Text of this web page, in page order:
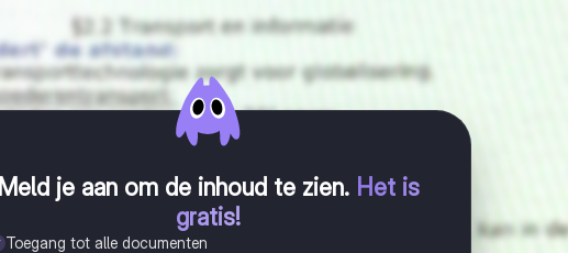
Meld je aan om de inhoud te zien. Het is
gratis!
Toegang tot alle documenten